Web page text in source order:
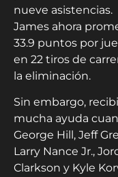
nueve asistencias.
James ahora
33.9 puntos por
en 22 tiros de
la eliminación.
Sin embargo,
mucha ayuda
George Hill, Jeff
Larry Nance Jr.,
Clarkson y Kyle